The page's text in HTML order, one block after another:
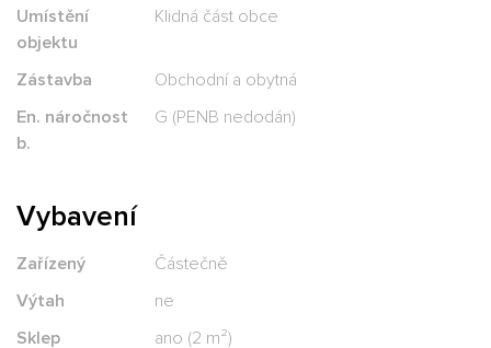
Umístění
objektu
Klidná část obce
Zástavba
Obchodní a obytná
En. náročnost
b.
G (PENB nedodán)
Vybavení
Zařízený
Částečně
Výtah
ne
Sklep
ano (2 m²)